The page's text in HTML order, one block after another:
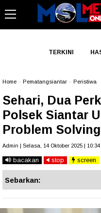
TERKINI
Home Pematangsiantar Peristiwa
Sehari, Dua
Polsek Siantar
Problem Solving
Admin | Selasa, 14 Oktober 2025 | 10:34
bacakan stop screen
Sebarkan: